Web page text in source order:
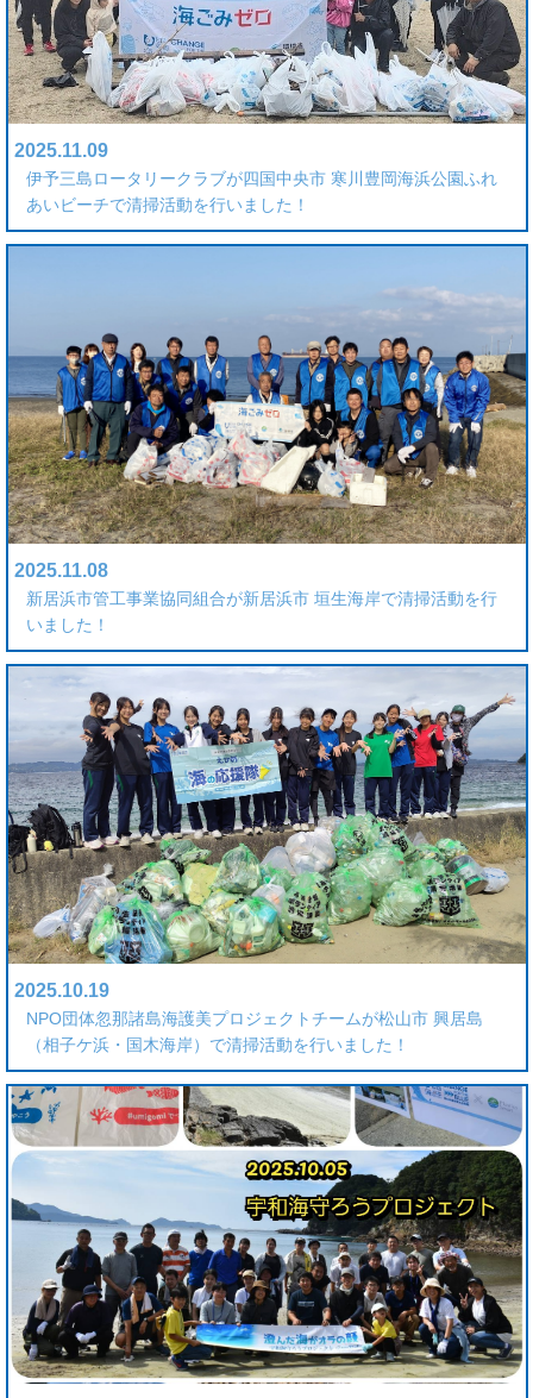
2025.11.09
伊予三島ロータリークラブが四国中央市 寒川豊岡海浜公園ふれ
あいビーチで清掃活動を行いました！
2025.11.08
新居浜市管工事業協同組合が新居浜市 垣生海岸で清掃活動を行
いました！
2025.10.19
NPO団体忽那諸島海護美プロジェクトチームが松山市 興居島
（相子ケ浜・国木海岸）で清掃活動を行いました！